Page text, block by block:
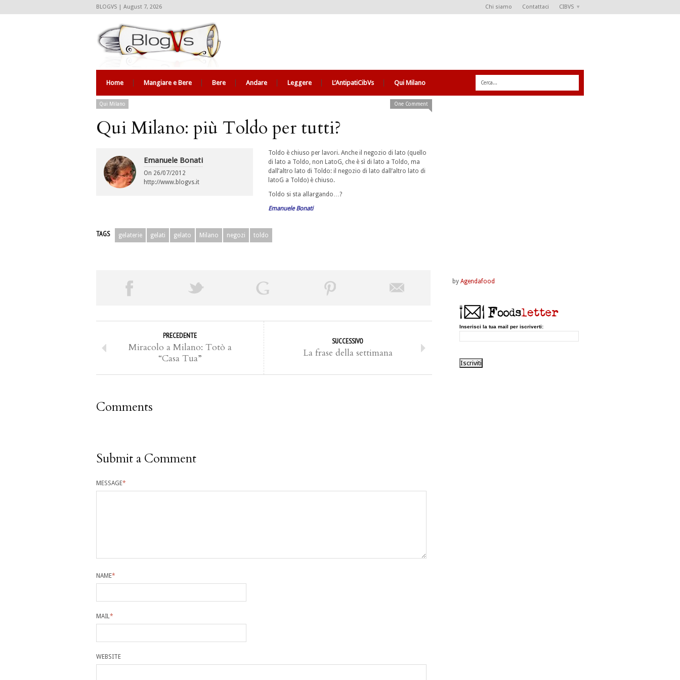
BLOGVS | August 7, 2026 Chi siamo Contattaci CIBVS
Home Mangiare e Bere Bere Andare Leggere L’AntipatiCibVs Qui Milano
Qui Milano One Comment
Qui Milano: più Toldo per tutti?
Emanuele Bonati
On 26/07/2012
http://www.blogvs.it
Toldo è chiuso per lavori. Anche il negozio di lato (quello
di lato a Toldo, non LatoG, che è sì di lato a Toldo, ma
dall’altro lato di Toldo: il negozio di lato dall’altro lato di
latoG a Toldo) è chiuso.
Toldo si sta allargando…?
Emanuele Bonati
TAGS gelaterie gelati gelato Milano negozi toldo
PRECEDENTE
Miracolo a Milano: Totò a
“Casa Tua”
SUCCESSIVO
La frase della settimana
Comments
Submit a Comment
MESSAGE*
NAME*
MAIL*
WEBSITE
by Agendafood
Inserisci la tua mail per iscriverti: